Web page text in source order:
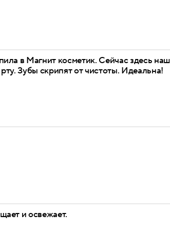
в Магнит косметик. Сейчас здесь
Зубы скрипят от чистоты. Идеальна!
и освежает.